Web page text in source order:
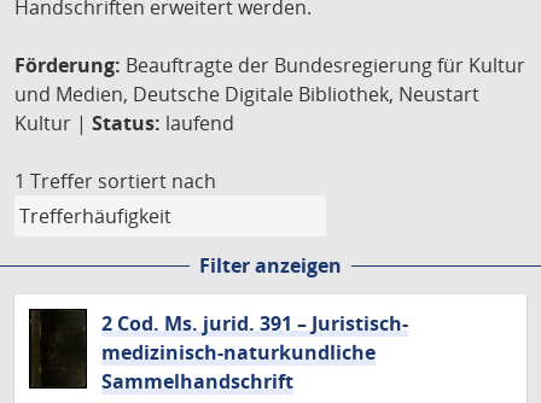
Handschriften erweitert werden.
Förderung: Beauftragte der Bundesregierung für Kultur
und Medien, Deutsche Digitale Bibliothek, Neustart
Kultur | Status: laufend
1 Treffer sortiert nach
Filter anzeigen
2 Cod. Ms. jurid. 391 – Juristisch-
medizinisch-naturkundliche
Sammelhandschrift